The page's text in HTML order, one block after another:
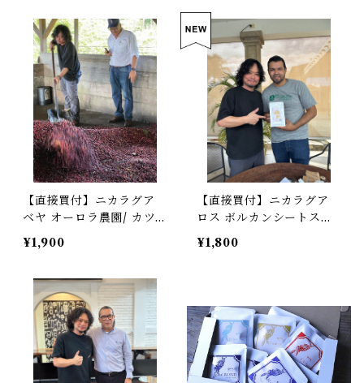
acaturra/Washed
neos /Nicatopia/Washe
d
【直接買付】ニカラグア
ベヤ オーロラ農園/ カツ
ーラ/ウォッシュド/中煎
り /Nicaragua Bella A
¥1,900
【直接買付】ニカラグア
ロス ボルカンシートス農
園/ カツアイ/ウォッシュ
ド/中煎り /Nicaragua
¥1,800